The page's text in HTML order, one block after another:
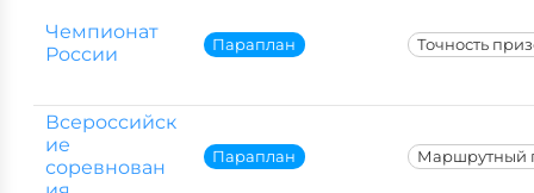
Чемпионат
России
Параплан Точность
Всероссийск
ие
соревнован
Параплан Маршрутный